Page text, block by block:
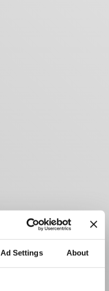
Ad Settings About